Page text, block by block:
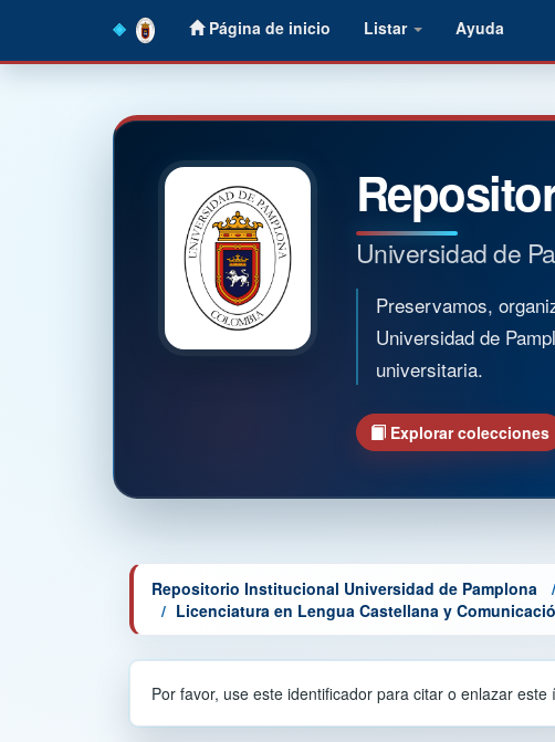
Página de inicio Listar Ayuda
Universidad de
Preservamos,
Universidad de
universitaria.
Explorar colecciones
Repositorio Institucional Universidad de Pamplona
Licenciatura en Lengua Castellana y
Por favor, use este identificador para citar o enlazar este